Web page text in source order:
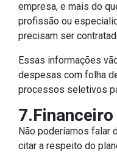
empresa, e mais do
profissão ou
precisam ser
Essas informações
despesas com folha
processos seletivos
7.Financeiro
Não poderíamos falar
citar a respeito do